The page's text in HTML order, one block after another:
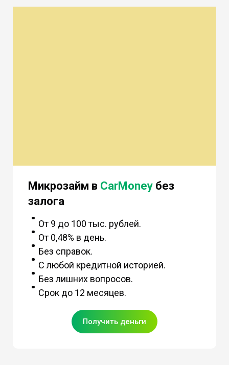
Микрозайм в CarMoney без
залога
От 9 до 100 тыс. рублей.
От 0,48% в день.
Без справок.
С любой кредитной историей.
Без лишних вопросов.
Срок до 12 месяцев.
Получить деньги